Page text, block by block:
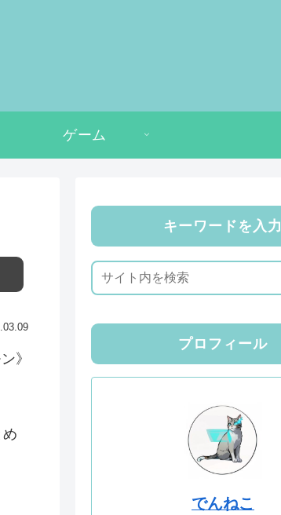
ゲーム
》
キーワードを入力
プロフィール
でんねこ